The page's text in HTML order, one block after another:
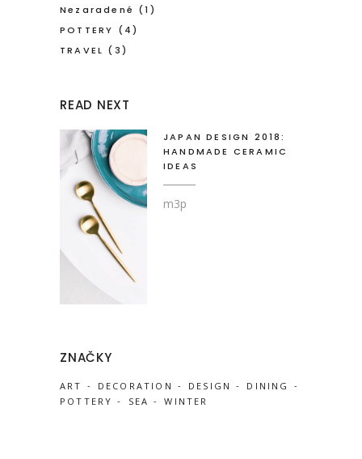
Nezaradené (1)
POTTERY (4)
TRAVEL (3)
READ NEXT
JAPAN DESIGN 2018:
HANDMADE CERAMIC
IDEAS
m3p
ZNAČKY
ART DECORATION DESIGN
DINING
POTTERY
SEA WINTER